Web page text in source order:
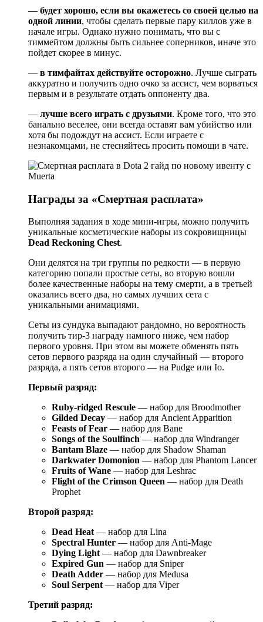
— будет хорошо, если вы окажетесь со своей целью на
одной линии, чтобы сделать первые пару киллов уже в
начале игры. Однако нужно понимать, что вы с
тиммейтом должны быть сильнее соперников, иначе это
пойдет скорее в минус.
— в тимфайтах действуйте осторожно. Лучше сыграть
аккуратно и получить одно очко за ассист, чем ворваться
первым и в результате отдать оппоненту два.
— лучше всего играть с друзьями. Кроме того, что это
банально веселее, они всегда оставят вам убийство или
хотя бы подождут на ассист. Если играете с
незнакомцами, не стесняйтесь просить помощи в чате.
Награды за «Смертная расплата»
Выполняя задания в ходе мини-игры, можно получить
уникальные косметические наборы из сокровищницы
Dead Reckoning Chest.
Они делятся на три группы по редкости — в первую
категорию попали простые сеты, во вторую вошли
более качественные наборы на тему смерти, а в третьей
оказались всего два, но самых лучших сета с
уникальными анимациями.
Сеты из сундука выпадают рандомно, но вероятность
получить тир-3 награду намного ниже, чем набор
первого уровня. При этом вы можете обменять пять
сетов первого разряда на один случайный — второго
разряда, а пять сетов второго — на Pudge или Io.
Первый разряд:
Ruby-ridged Rescule — набор для Broodmother
Gilded Decay — набор для Ancient Apparition
Feasts of Fear — набор для Bane
Songs of the Soulfinch — набор для Windranger
Bantam Blaze — набор для Shadow Shaman
Darkwater Domonion — набор для Phantom Lancer
Fruits of Wane — набор для Leshrac
Flight of the Crimson Queen — набор для Death
Prophet
Второй разряд:
Dead Heat — набор для Lina
Spectral Hunter — набор для Anti-Mage
Dying Light — набор для Dawnbreaker
Expired Gun — набор для Sniper
Death Adder — набор для Medusa
Soul Serpent — набор для Viper
Третий разряд: